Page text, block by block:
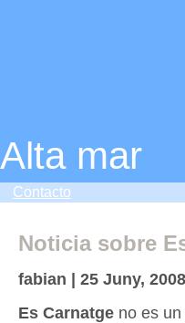
Alta mar
Contacto
Noticia sobre
fabian | 25 Juny,
Es Carnatgeno es un